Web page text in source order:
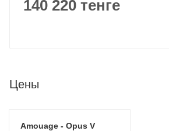
140 220 тенге
Цены
Amouage - Opus V